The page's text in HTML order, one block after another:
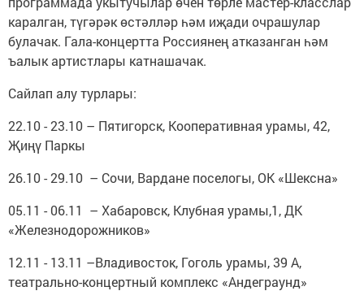
каралган, түгәрәк өстәлләр һәм иҗади очрашулар
булачак. Гала-концертта Россиянең атказанган һәм
ъалык артистлары катнашачак.
Сайлап алу турлары:
22.10 - 23.10 – Пятигорск, Кооперативная урамы, 42,
Җиңү Паркы
26.10 - 29.10 – Сочи, Вардане поселогы, ОК «Шексна»
05.11 - 06.11 – Хабаровск, Клубная урамы,1, ДК
«Железнодорожников»
12.11 - 13.11 –Владивосток, Гоголь урамы, 39 А,
театрально-концертный комплекс «Андеграунд»